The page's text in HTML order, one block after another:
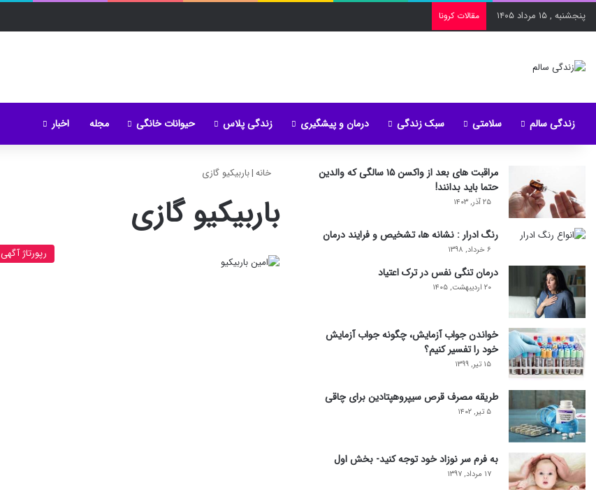
پنجشنبه , ۱۵ مرداد ۱۴۰۵ مقالات کرونا
زندگی سالم سلامتی سبک زندگی درمان و پیشگیری زندگی پلاس حیوانات خانگی مجله اخبار
خانه|باربیکیو گازی
باربیکیو گازی
رپورتاژ آگهی
مراقبت های بعد از واکسن ۱۵ سالگی که والدین
حتما باید بدانند!
۲۵ آذر, ۱۴۰۳
رنگ ادرار : نشانه ها، تشخیص و فرایند درمان
۶ خرداد, ۱۳۹۸
درمان تنگی نفس در ترک اعتیاد
۲۰ اردیبهشت, ۱۴۰۵
خواندن جواب آزمایش، چگونه جواب آزمایش
خود را تفسیر کنیم؟
۱۵ تیر, ۱۳۹۹
طریقه مصرف قرص سیپروهپتادین برای چاقی
۵ تیر, ۱۴۰۲
به فرم سر نوزاد خود توجه کنید- بخش اول
۱۷ مرداد, ۱۳۹۷